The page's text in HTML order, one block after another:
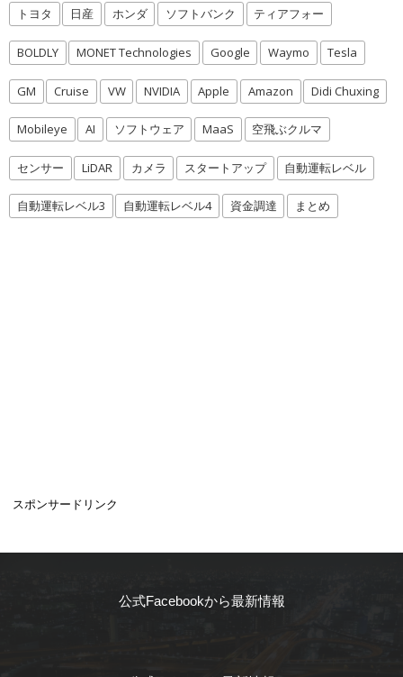
トヨタ 日産 ホンダ ソフトバンク ティアフォー
BOLDLY MONET Technologies Google Waymo Tesla
GM Cruise VW NVIDIA Apple Amazon Didi Chuxing
Mobileye AI ソフトウェア MaaS 空飛ぶクルマ
センサー LiDAR カメラ スタートアップ 自動運転レベル
自動運転レベル3 自動運転レベル4 資金調達 まとめ
スポンサードリンク
公式Facebookから最新情報